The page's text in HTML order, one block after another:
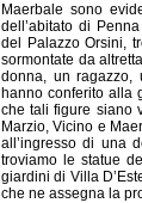
Maerbale sono
dell’abitato di
del Palazzo Orsini,
sormontate da
donna, un ragazzo,
hanno conferito alla
che tali figure siano
Marzio, Vicino e
all’ingresso di una
troviamo le statue
giardini di Villa
che ne assegna la